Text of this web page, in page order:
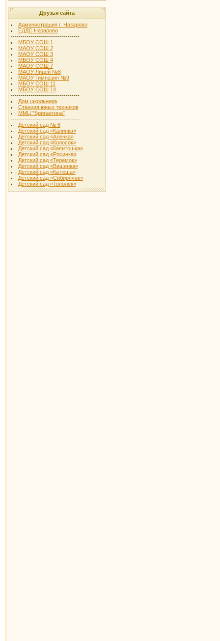
Друзья сайта
Администрация г. Назарово
ЕДДС Назарово
-----------------------------------
МБОУ СОШ 1
МАОУ СОШ 2
МАОУ СОШ 3
МБОУ СОШ 4
МАОУ СОШ 7
МАОУ Лицей №8
МАОУ Гимназия №9
МБОУ СОШ 11
МБОУ СОШ 14
-----------------------------------
Дом школьника
Станция юных техников
ММЦ "Бригантина"
-----------------------------------
Детский сад № 6
Детский сад «Калинка»
Детский сад «Аленка»
Детский сад «Колосок»
Детский сад «Капитошка»
Детский сад «Росинка»
Детский сад «Теремок»
Детский сад «Вишенка»
Детский сад «Катюша»
Детский сад «Сибирячок»
Детский сад «Тополёк»